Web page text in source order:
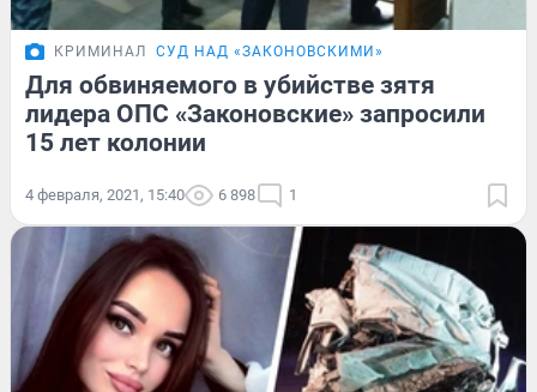
КРИМИНАЛ СУД НАД «ЗАКОНОВСКИМИ»
Для обвиняемого в убийстве зятя
лидера ОПС «Законовские» запросили
15 лет колонии
4 февраля, 2021, 15:40 6 898 1